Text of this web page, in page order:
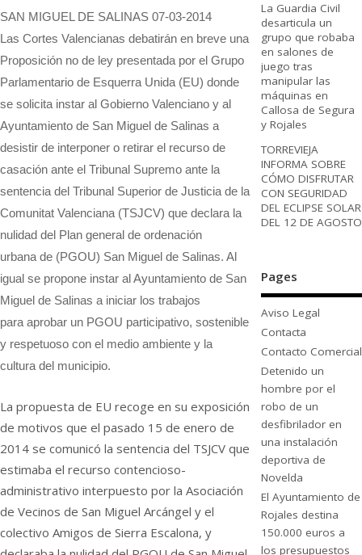
SAN MIGUEL DE SALINAS 07-03-2014
Las Cortes Valencianas debatirán en breve una
Proposición no de ley presentada por el Grupo
Parlamentario de Esquerra Unida (EU) donde
se solicita instar al Gobierno Valenciano y al
Ayuntamiento de San Miguel de Salinas a
desistir de interponer o retirar el recurso de
casación ante el Tribunal Supremo ante la
sentencia del Tribunal Superior de Justicia de la
Comunitat Valenciana (TSJCV) que declara la
nulidad del Plan general de ordenación
urbana de (PGOU) San Miguel de Salinas. Al
igual se propone instar al Ayuntamiento de San
Miguel de Salinas a iniciar los trabajos
para aprobar un PGOU participativo, sostenible
y respetuoso con el medio ambiente y la
cultura del municipio.
La propuesta de EU recoge en su exposición
de motivos que el pasado 15 de enero de
2014 se comunicó la sentencia del TSJCV que
estimaba el recurso contencioso-
administrativo interpuesto por la Asociación
de Vecinos de San Miguel Arcángel y el
colectivo Amigos de Sierra Escalona, y
La Guardia Civil
desarticula un
grupo que robaba
en salones de
juego tras
manipular las
máquinas en
Callosa de Segura
y Rojales
TORREVIEJA
INFORMA SOBRE
CÓMO DISFRUTAR
CON SEGURIDAD
DEL ECLIPSE SOLAR
DEL 12 DE AGOSTO
Pages
Aviso Legal
Contacta
Contacto Comercial
Detenido un
hombre por el
robo de un
desfibrilador en
una instalación
deportiva de
Novelda
El Ayuntamiento de
Rojales destina
150.000 euros a
los presupuestos